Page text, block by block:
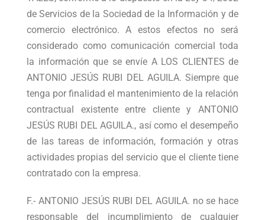
de Servicios de la Sociedad de la Información y de
comercio electrónico. A estos efectos no será
considerado como comunicación comercial toda
la información que se envíe A LOS CLIENTES de
ANTONIO JESÚS RUBI DEL AGUILA. Siempre que
tenga por finalidad el mantenimiento de la relación
contractual existente entre cliente y ANTONIO
JESÚS RUBI DEL AGUILA., así como el desempeño
de las tareas de información, formación y otras
actividades propias del servicio que el cliente tiene
contratado con la empresa.
F.- ANTONIO JESÚS RUBI DEL AGUILA. no se hace
responsable del incumplimiento de cualquier